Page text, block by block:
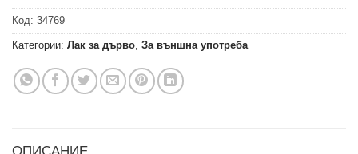
Код: 34769
Категории: Лак за дърво За външна употреба